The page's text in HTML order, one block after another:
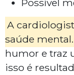
Possível
A
saúde mental.
humor e traz
isso é